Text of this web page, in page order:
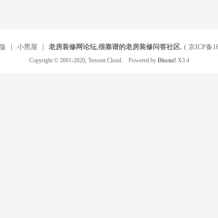
小黑屋 老房装修网论坛,很靠谱的老房装修问答社区. ( 京ICP备
Copyright © 2001-2020, Tencent Cloud. Powered by Discuz! X3.4